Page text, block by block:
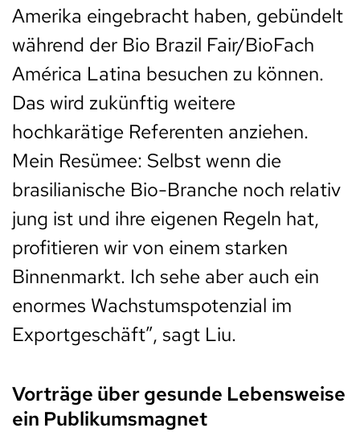
Amerika eingebracht haben, gebündelt
während der Bio Brazil Fair/BioFach
América Latina besuchen zu können.
Das wird zukünftig weitere
hochkarätige Referenten anziehen.
Mein Resümee: Selbst wenn die
brasilianische Bio-Branche noch relativ
jung ist und ihre eigenen Regeln hat,
profitieren wir von einem starken
Binnenmarkt. Ich sehe aber auch ein
enormes Wachstumspotenzial im
Exportgeschäft”, sagt Liu.
Vorträge über gesunde Lebensweise
ein Publikumsmagnet